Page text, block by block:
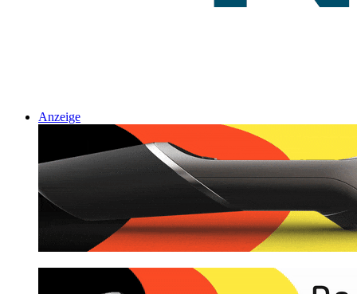
Anzeige